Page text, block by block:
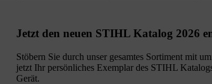
Jetzt den neuen STIHL Katalog 2026
Stöbern Sie durch unser gesamtes Sortiment mit
jetzt Ihr persönliches Exemplar des STIHL
Gerät.